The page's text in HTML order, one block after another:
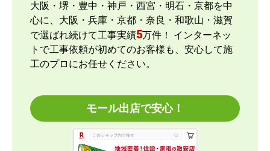
予定の期日までに商品が届きましたか？
はい
商品の梱包は必要十分なものでしたか？
はい
【注文商品】エアコン・クーラー 【注文
時期】2026年04月頃
大阪・堺・豊中・神戸・西宮・明石・京都を中
心に、大阪・兵庫・京都・奈良・和歌山・滋賀
で選ばれ続けて工事実績5万件！ インターネッ
トで工事依頼が初めてのお客様も、安心して施
工のプロにお任せください。
モール出店で安心！